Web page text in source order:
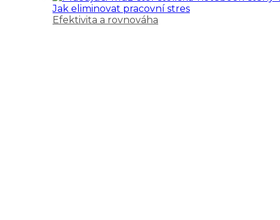
Jak eliminovat pracovní stres
Efektivita a rovnováha